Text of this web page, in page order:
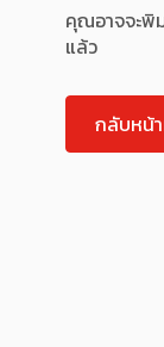
คุณอาจจะพิ
แล้ว
กลับหน้